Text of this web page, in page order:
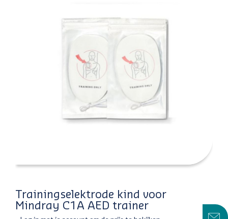
Trainingselektrode kind voor
Mindray C1A AED trainer